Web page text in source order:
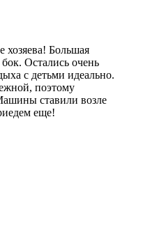
хозяева! Большая
Остались очень
с детьми идеально.
поэтому
ставили возле
еще!